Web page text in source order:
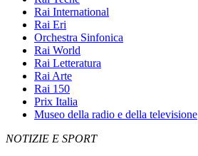
Rai International
Rai Eri
Orchestra Sinfonica
Rai World
Rai Letteratura
Rai Arte
Rai 150
Prix Italia
Museo della radio e della televisione
NOTIZIE E SPORT